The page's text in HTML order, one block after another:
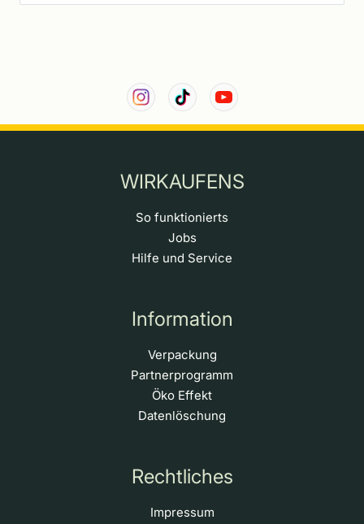
WIRKAUFENS
So funktionierts
Jobs
Hilfe und Service
Information
Verpackung
Partnerprogramm
Öko Effekt
Datenlöschung
Rechtliches
Impressum